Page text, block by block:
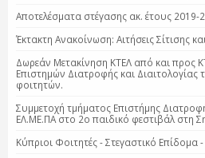
Αποτελέσματα στέγασης ακ. έτους 2019-
Έκτακτη Ανακοίνωση: Αιτήσεις Σίτισης
Δωρεάν Μετακίνηση ΚΤΕΛ από και προς
Επιστημών Διατροφής και
φοιτητών.
Συμμετοχή τμήματος Επιστήμης
ΕΛ.ΜΕ.ΠΑ στο 2ο παιδικό φεστιβάλ στη
Κύπριοι Φοιτητές - Στεγαστικό